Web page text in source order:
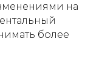
на
более